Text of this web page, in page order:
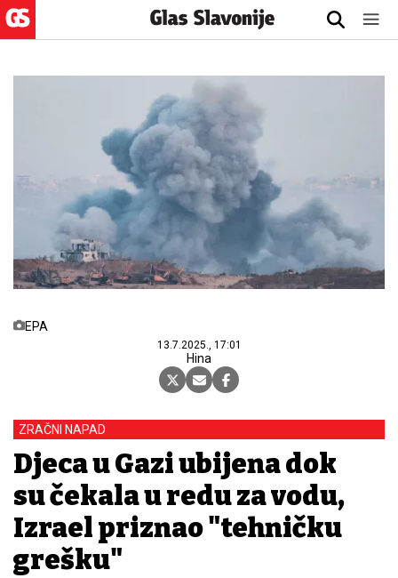
EPA
13.7.2025., 17:01
Hina
ZRAČNI NAPAD
Djeca u Gazi ubijena dok
su čekala u redu za vodu,
Izrael priznao "tehničku
grešku"